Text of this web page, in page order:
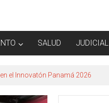
SALUD JUDICIAL
el Innovatón Panamá 2026